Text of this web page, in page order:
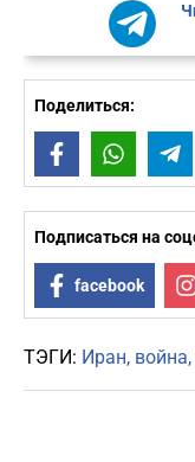
Поделиться:
Facebook
Подписаться на
facebook
ТЭГИ: Иран война